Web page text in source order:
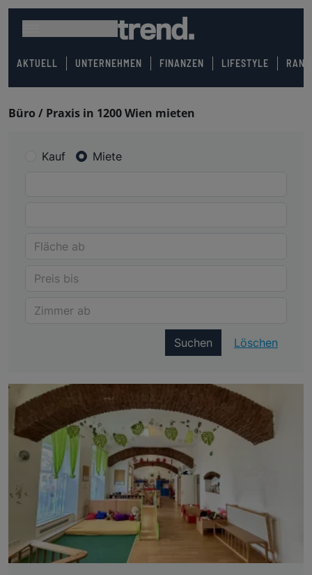
AKTUELL UNTERNEHMEN FINANZEN LIFESTYLE
Büro / Praxis in 1200 Wien mieten
Kauf Miete
Suchen Löschen